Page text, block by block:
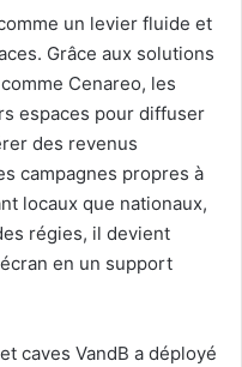
un levier fluide et
Grâce aux solutions
Cenareo, les
espaces pour diffuser
des revenus
campagnes propres à
locaux que nationaux,
régies, il devient
en un support
caves VandB a déployé